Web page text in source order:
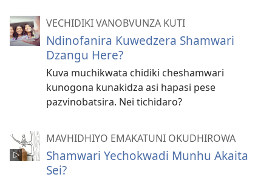
VECHIDIKI VANOBVUNZA KUTI
Ndinofanira Kuwedzera Shamwari
Dzangu Here?
Kuva muchikwata chidiki cheshamwari
kunogona kunakidza asi hapasi pese
pazvinobatsira. Nei tichidaro?
MAVHIDHIYO EMAKATUNI OKUDHIROWA
Shamwari Yechokwadi Munhu Akaita
Sei?